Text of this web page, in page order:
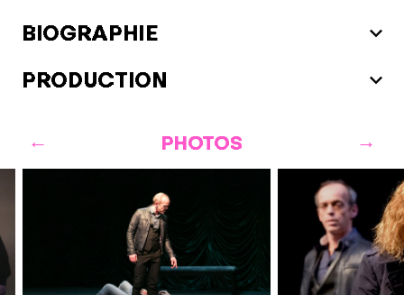
BIOGRAPHIE
PRODUCTION
PHOTOS